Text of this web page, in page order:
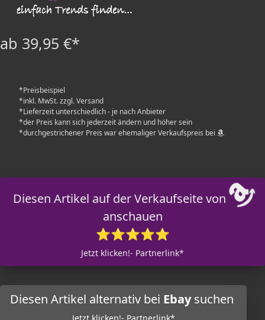
ab 39,95 €*
*Preisbeispiel
*inkl. MwSt. zzgl. Versand
*Lieferzeit unterschiedlich - je nach Anbieter
*der Preis kann sich jederzeit ändern und höher sein
*durchgestrichener Preis war ehemaliger Verkaufspreis bei
Diesen Artikel auf der Verkaufseite von
anschauen
⭐⭐⭐⭐⭐
Jetzt klicken!- Partnerlink*
Diesen Artikel alternativ bei Ebaysuchen